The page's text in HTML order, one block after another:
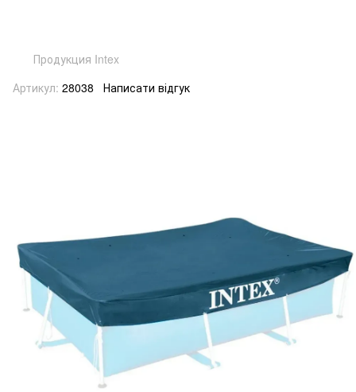
Продукция Intex
Артикул: 28038 Написати відгук